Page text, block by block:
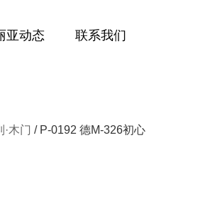
亚动态 联系我们
·木门 / P-0192 德M-326初心